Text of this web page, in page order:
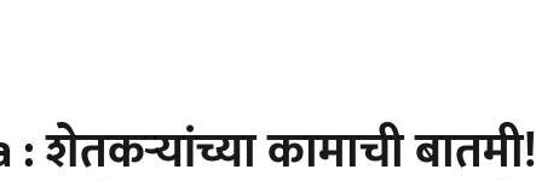
शेतकऱ्यांच्या कामाची बातमी!